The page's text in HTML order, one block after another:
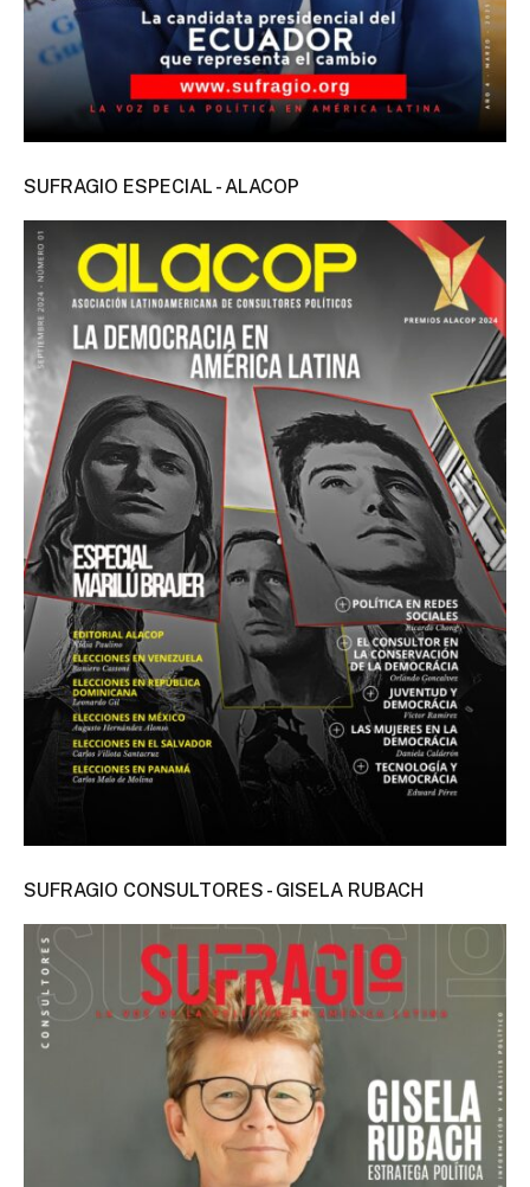
SUFRAGIO ESPECIAL - ALACOP
SUFRAGIO CONSULTORES - GISELA RUBACH